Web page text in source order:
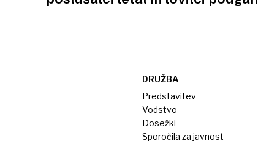
DRUŽBA
Predstavitev
Vodstvo
Dosežki
Sporočila za javnost